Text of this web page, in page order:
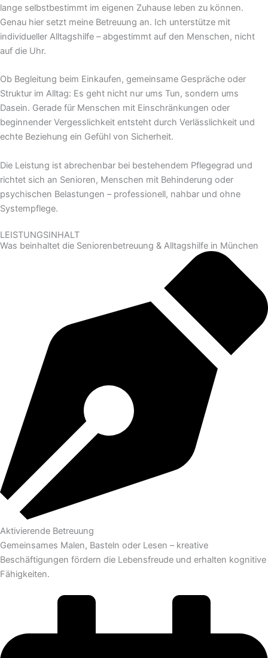
lange selbstbestimmt im eigenen Zuhause leben zu können.
Genau hier setzt meine Betreuung an. Ich unterstütze mit
individueller Alltagshilfe – abgestimmt auf den Menschen, nicht
auf die Uhr.
Ob Begleitung beim Einkaufen, gemeinsame Gespräche oder
Struktur im Alltag: Es geht nicht nur ums Tun, sondern ums
Dasein. Gerade für Menschen mit Einschränkungen oder
beginnender Vergesslichkeit entsteht durch Verlässlichkeit und
echte Beziehung ein Gefühl von Sicherheit.
Die Leistung ist abrechenbar bei bestehendem Pflegegrad und
richtet sich an Senioren, Menschen mit Behinderung oder
psychischen Belastungen – professionell, nahbar und ohne
Systempflege.
LEISTUNGSINHALT
Was beinhaltet die Seniorenbetreuung & Alltagshilfe in München
Aktivierende Betreuung
Gemeinsames Malen, Basteln oder Lesen – kreative
Beschäftigungen fördern die Lebensfreude und erhalten kognitive
Fähigkeiten.